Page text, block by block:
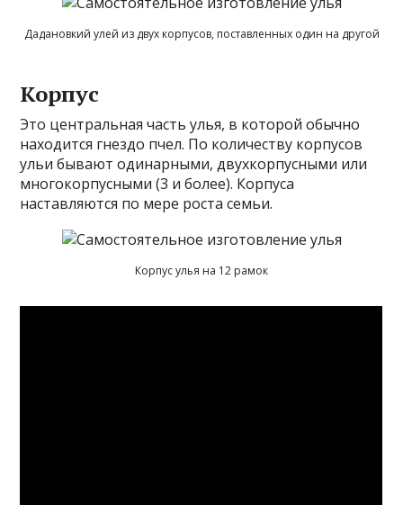
Дадановкий улей из двух корпусов, поставленных один на другой
Корпус
Это центральная часть улья, в которой обычно
находится гнездо пчел. По количеству корпусов
ульи бывают одинарными, двухкорпусными или
многокорпусными (3 и более). Корпуса
наставляются по мере роста семьи.
Корпус улья на 12 рамок